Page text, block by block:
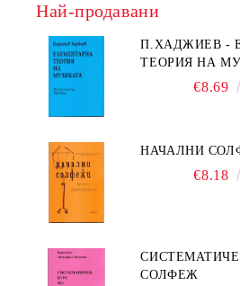
Най-продавани
П.ХАДЖИЕВ -
ТЕОРИЯ НА
€8.69
НАЧАЛНИ
€8.18
СОЛФЕЖ